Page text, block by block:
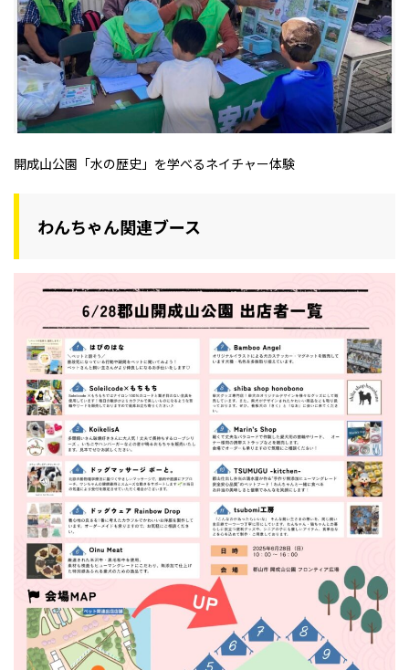
開成山公園「水の歴史」を学べるネイチャー体験
わんちゃん関連ブース